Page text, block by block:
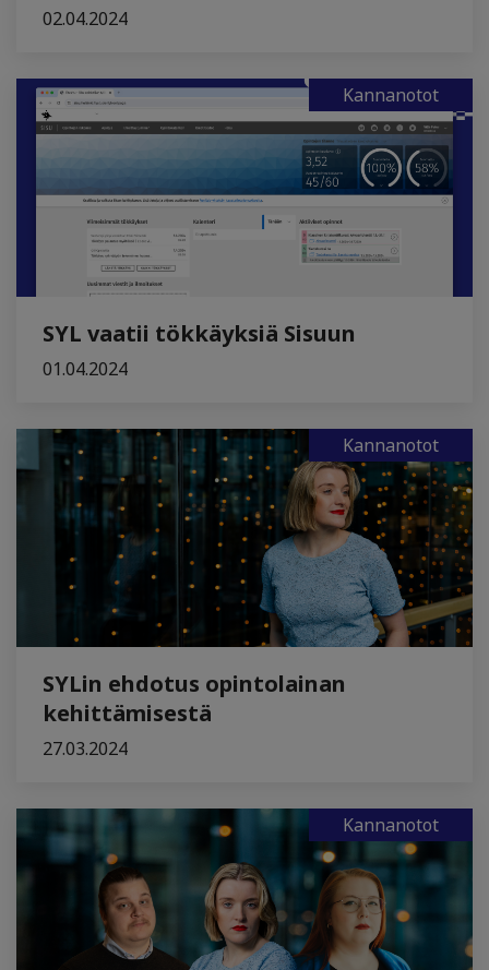
02.04.2024
Kannanotot
SYL vaatii tökkäyksiä Sisuun
01.04.2024
Kannanotot
SYLin ehdotus opintolainan
kehittämisestä
27.03.2024
Kannanotot